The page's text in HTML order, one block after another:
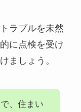
ラブルを未然
に点検を受け
ましょう。
、住まい